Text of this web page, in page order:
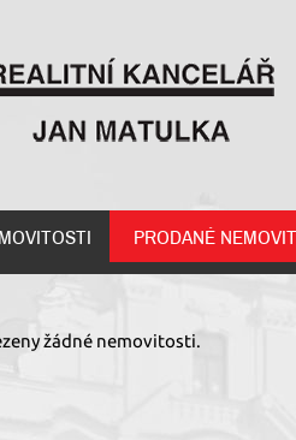
PRODANÉ
žádné nemovitosti.